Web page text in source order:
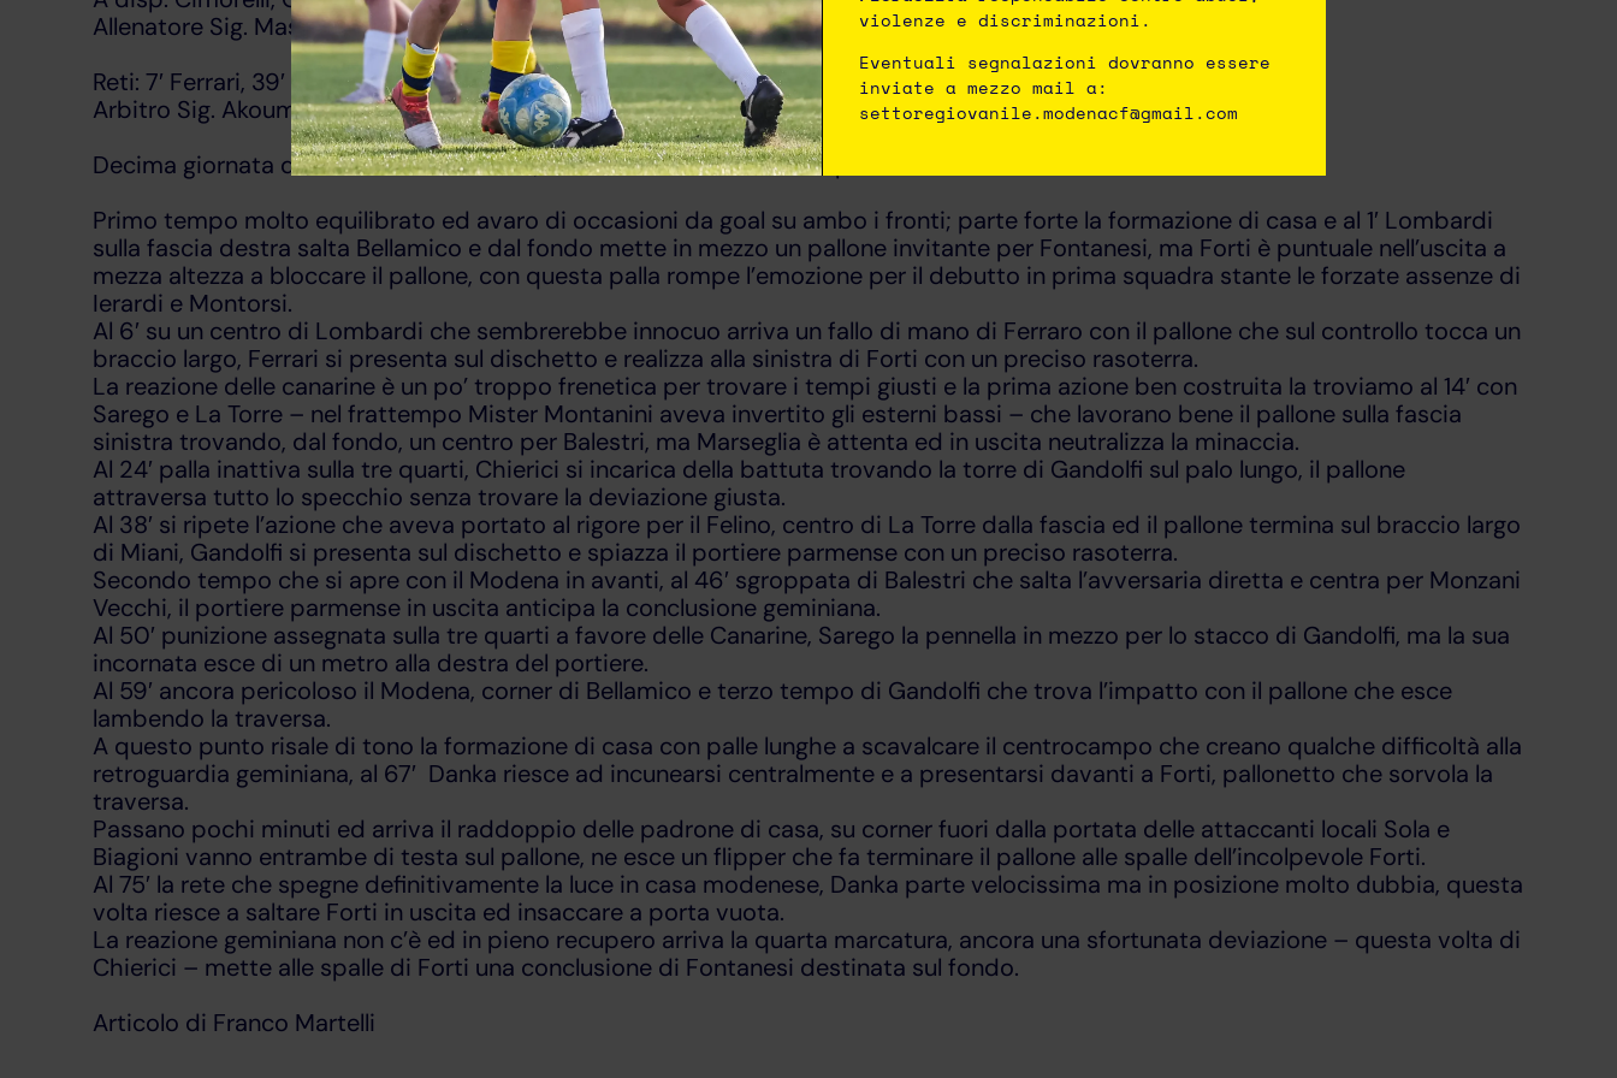
Allenatore Sig. Massimo Montanini
Reti: 7′ Ferrari, 39′ Gandolfi, 71′ Biagioni (a), 75′ Danka, 95′ Chierici (a)
Arbitro Sig. Akoumbo della Sez. di Parma
Decima giornata della Poule Promozione, un Modena irriconoscibile perde la testa della Classifica.
Primo tempo molto equilibrato ed avaro di occasioni da goal su ambo i fronti; parte forte la formazione di casa e al 1′ Lombardi
sulla fascia destra salta Bellamico e dal fondo mette in mezzo un pallone invitante per Fontanesi, ma Forti è puntuale nell’uscita a
mezza altezza a bloccare il pallone, con questa palla rompe l’emozione per il debutto in prima squadra stante le forzate assenze di
Ierardi e Montorsi.
Al 6′ su un centro di Lombardi che sembrerebbe innocuo arriva un fallo di mano di Ferraro con il pallone che sul controllo tocca un
braccio largo, Ferrari si presenta sul dischetto e realizza alla sinistra di Forti con un preciso rasoterra.
La reazione delle canarine è un po’ troppo frenetica per trovare i tempi giusti e la prima azione ben costruita la troviamo al 14′ con
Sarego e La Torre – nel frattempo Mister Montanini aveva invertito gli esterni bassi – che lavorano bene il pallone sulla fascia
sinistra trovando, dal fondo, un centro per Balestri, ma Marseglia è attenta ed in uscita neutralizza la minaccia.
Al 24′ palla inattiva sulla tre quarti, Chierici si incarica della battuta trovando la torre di Gandolfi sul palo lungo, il pallone
attraversa tutto lo specchio senza trovare la deviazione giusta.
Al 38′ si ripete l’azione che aveva portato al rigore per il Felino, centro di La Torre dalla fascia ed il pallone termina sul braccio largo
di Miani, Gandolfi si presenta sul dischetto e spiazza il portiere parmense con un preciso rasoterra.
Secondo tempo che si apre con il Modena in avanti, al 46′ sgroppata di Balestri che salta l’avversaria diretta e centra per Monzani
Vecchi, il portiere parmense in uscita anticipa la conclusione geminiana.
Al 50′ punizione assegnata sulla tre quarti a favore delle Canarine, Sarego la pennella in mezzo per lo stacco di Gandolfi, ma la sua
incornata esce di un metro alla destra del portiere.
Al 59′ ancora pericoloso il Modena, corner di Bellamico e terzo tempo di Gandolfi che trova l’impatto con il pallone che esce
lambendo la traversa.
A questo punto risale di tono la formazione di casa con palle lunghe a scavalcare il centrocampo che creano qualche difficoltà alla
retroguardia geminiana, al 67′ Danka riesce ad incunearsi centralmente e a presentarsi davanti a Forti, pallonetto che sorvola la
traversa.
Passano pochi minuti ed arriva il raddoppio delle padrone di casa, su corner fuori dalla portata delle attaccanti locali Sola e
Biagioni vanno entrambe di testa sul pallone, ne esce un flipper che fa terminare il pallone alle spalle dell’incolpevole Forti.
Al 75′ la rete che spegne definitivamente la luce in casa modenese, Danka parte velocissima ma in posizione molto dubbia, questa
volta riesce a saltare Forti in uscita ed insaccare a porta vuota.
La reazione geminiana non c’è ed in pieno recupero arriva la quarta marcatura, ancora una sfortunata deviazione – questa volta di
Chierici – mette alle spalle di Forti una conclusione di Fontanesi destinata sul fondo.
Articolo di Franco Martelli
violenze e discriminazioni.
Eventuali segnalazioni dovranno essere
inviate a mezzo mail a:
settoregiovanile.modenacf@gmail.com